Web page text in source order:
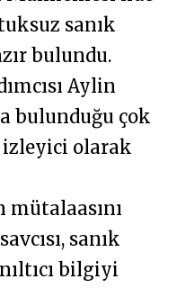
sanık
bulundu.
Aylin
bulunduğu çok
izleyici olarak
mütalaasını
sanık
bilgiyi